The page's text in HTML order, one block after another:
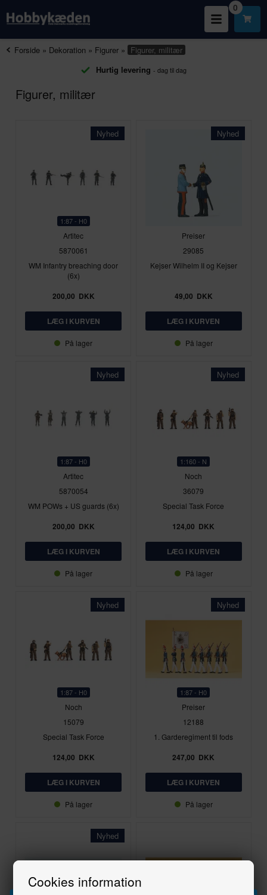
Cookies information
0
Forside » Dekoration » Figurer » Figurer, militær
Hurtig levering - dag til dag
Figurer, militær
Nyhed
1:87 - H0
Artitec
5870061
WM Infantry breaching door
(6x)
200,00 DKK
På lager
Nyhed
Preiser
29085
Kejser Wilhelm II og Kejser
49,00 DKK
På lager
Nyhed
1:87 - H0
Artitec
5870054
WM POWs + US guards (6x)
200,00 DKK
På lager
Nyhed
1:160 - N
Noch
36079
Special Task Force
124,00 DKK
På lager
Nyhed
1:87 - H0
Noch
15079
Special Task Force
124,00 DKK
På lager
Nyhed
1:87 - H0
Preiser
12188
1. Garderegiment til fods
247,00 DKK
På lager
Nyhed